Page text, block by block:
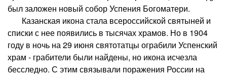
был заложен новый собор Успения Богоматери.
Казанская икона стала всероссийской святыней и
списки с нее появились в тысячах храмов. Но в 1904
году в ночь на 29 июня святотатцы ограбили Успенский
храм - грабители были найдены, но икона исчезла
бесследно. С этим связывали поражения России на